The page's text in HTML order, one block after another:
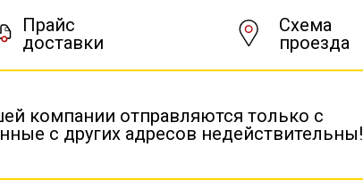
Прайс
доставки
Схема
проезда
компании отправляются только с
с других адресов недействительны!